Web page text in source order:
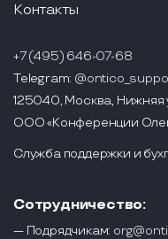
Контакты
+7 (495) 646-07-68
Telegram:
125040, Москва, Нижняя
ООО «Конференции
Служба поддержки и
Сотрудничество:
— Подрядчикам: